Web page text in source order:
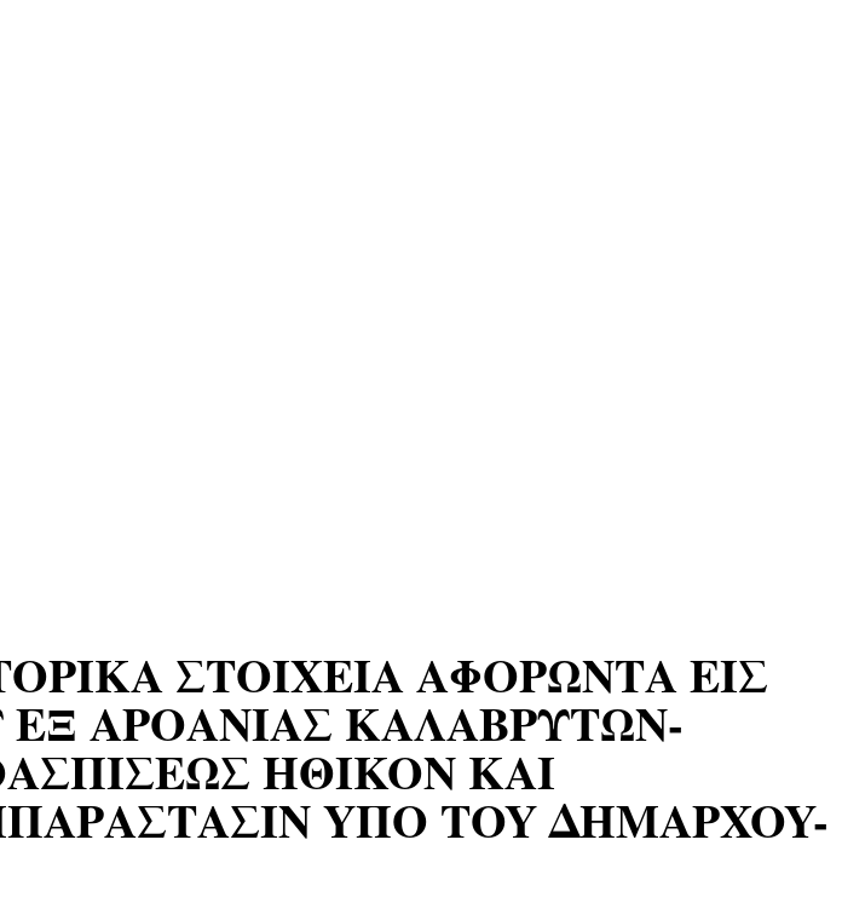
ΣΤΟΙΧΕΙΑ ΑΦΟΡΩΝΤΑ ΕΙΣ
ΑΡΟΑΝΙΑΣ ΚΑΛΑΒΡΥΤΩΝ-
HΘIKON KAI
YΠO TOY ΔHMAPXOY-